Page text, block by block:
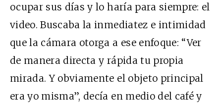
ocupar sus días y lo haría para siempre: el
video. Buscaba la inmediatez e intimidad
que la cámara otorga a ese enfoque: “Ver
de manera directa y rápida tu propia
mirada. Y obviamente el objeto principal
era yo misma”, decía en medio del café y